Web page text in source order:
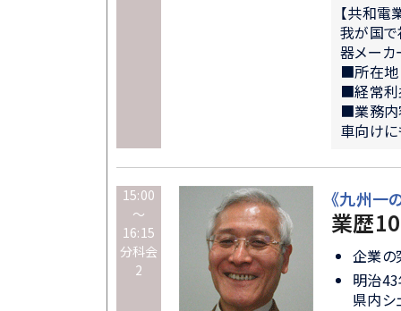
【共和
我が国で
器メーカ
■所在
■経常
■業務内
車向け
15:00
～
16:15
分科会
2
《九州一
業歴
企業の
明治43
県内シ